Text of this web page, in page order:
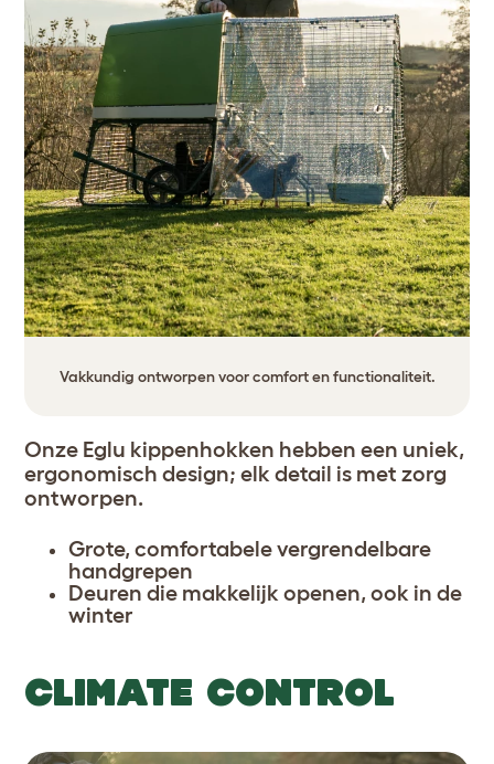
Vakkundig ontworpen voor comfort en functionaliteit.
Onze Eglu kippenhokken hebben een uniek,
ergonomisch design; elk detail is met zorg
ontworpen.
Grote, comfortabele vergrendelbare
handgrepen
Deuren die makkelijk openen, ook in de
winter
CLIMATE CONTROL